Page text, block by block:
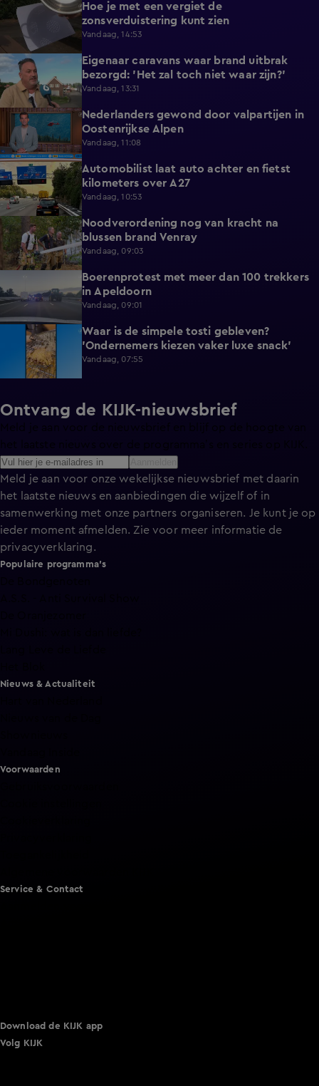
1:21
Hoe je met een vergiet de
zonsverduistering kunt zien
Vandaag, 14:53
2:14
Eigenaar caravans waar brand uitbrak
bezorgd: 'Het zal toch niet waar zijn?'
Vandaag, 13:31
0:34
Nederlanders gewond door valpartijen in
Oostenrijkse Alpen
Vandaag, 11:08
0:39
Automobilist laat auto achter en fietst
kilometers over A27
Vandaag, 10:53
1:14
Noodverordening nog van kracht na
blussen brand Venray
Vandaag, 09:03
Boerenprotest met meer dan 100 trekkers
in Apeldoorn
Vandaag, 09:01
Waar is de simpele tosti gebleven?
'Ondernemers kiezen vaker luxe snack'
Vandaag, 07:55
Ontvang de KIJK-nieuwsbrief
Meld je aan voor onze wekelijkse nieuwsbrief met daarin
het laatste nieuws en aanbiedingen die wijzelf of in
samenwerking met onze partners organiseren. Je kunt je op
ieder moment afmelden. Zie voor meer informatie de
privacyverklaring.
Populaire programma's
Nieuws & Actualiteit
Voorwaarden
Service & Contact
Download de KIJK app
Volg KIJK